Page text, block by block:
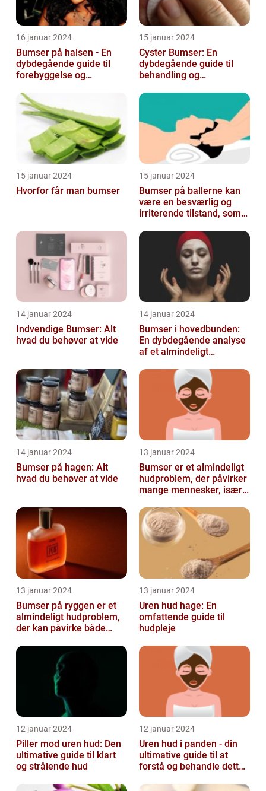
16 januar 2024
Bumser på halsen - En
dybdegående guide til
forebyggelse og
15 januar 2024
Cyster Bumser: En
dybdegående guide til
behandling og
15 januar 2024
Hvorfor får man bumser
15 januar 2024
Bumser på ballerne kan
være en besværlig og
irriterende tilstand, som
oplever på et ...
14 januar 2024
Indvendige Bumser: Alt
hvad du behøver at vide
14 januar 2024
Bumser i hovedbunden:
En dybdegående analyse
af et almindeligt
14 januar 2024
Bumser på hagen: Alt
hvad du behøver at vide
13 januar 2024
Bumser er et almindeligt
hudproblem, der påvirker
mange mennesker, især i
13 januar 2024
Bumser på ryggen er et
almindeligt hudproblem,
der kan påvirke både
13 januar 2024
Uren hud hage: En
omfattende guide til
hudpleje
12 januar 2024
Piller mod uren hud: Den
ultimative guide til klart
og strålende hud
12 januar 2024
Uren hud i panden - din
ultimative guide til at
forstå og behandle dette